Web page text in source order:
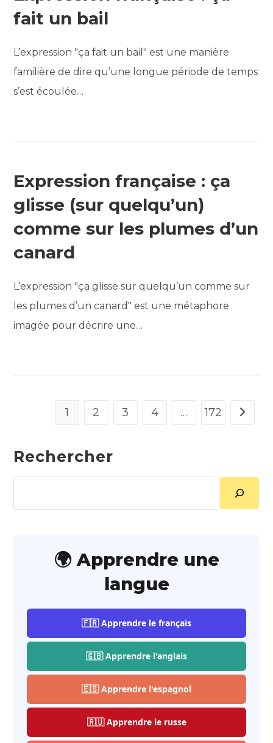
fait un bail
L’expression "ça fait un bail" est une manière
familière de dire qu’une longue période de temps
s’est écoulée…
Expression française : ça
glisse (sur quelqu’un)
comme sur les plumes d’un
canard
L’expression "ça glisse sur quelqu’un comme sur
les plumes d’un canard" est une métaphore
imagée pour décrire une…
1 2 3 4 … 172 Aller à
Rechercher
🌍 Apprendre une
langue
🇫🇷 Apprendre le français
🇬🇧 Apprendre l'anglais
🇪🇸 Apprendre l'espagnol
🇷🇺 Apprendre le russe